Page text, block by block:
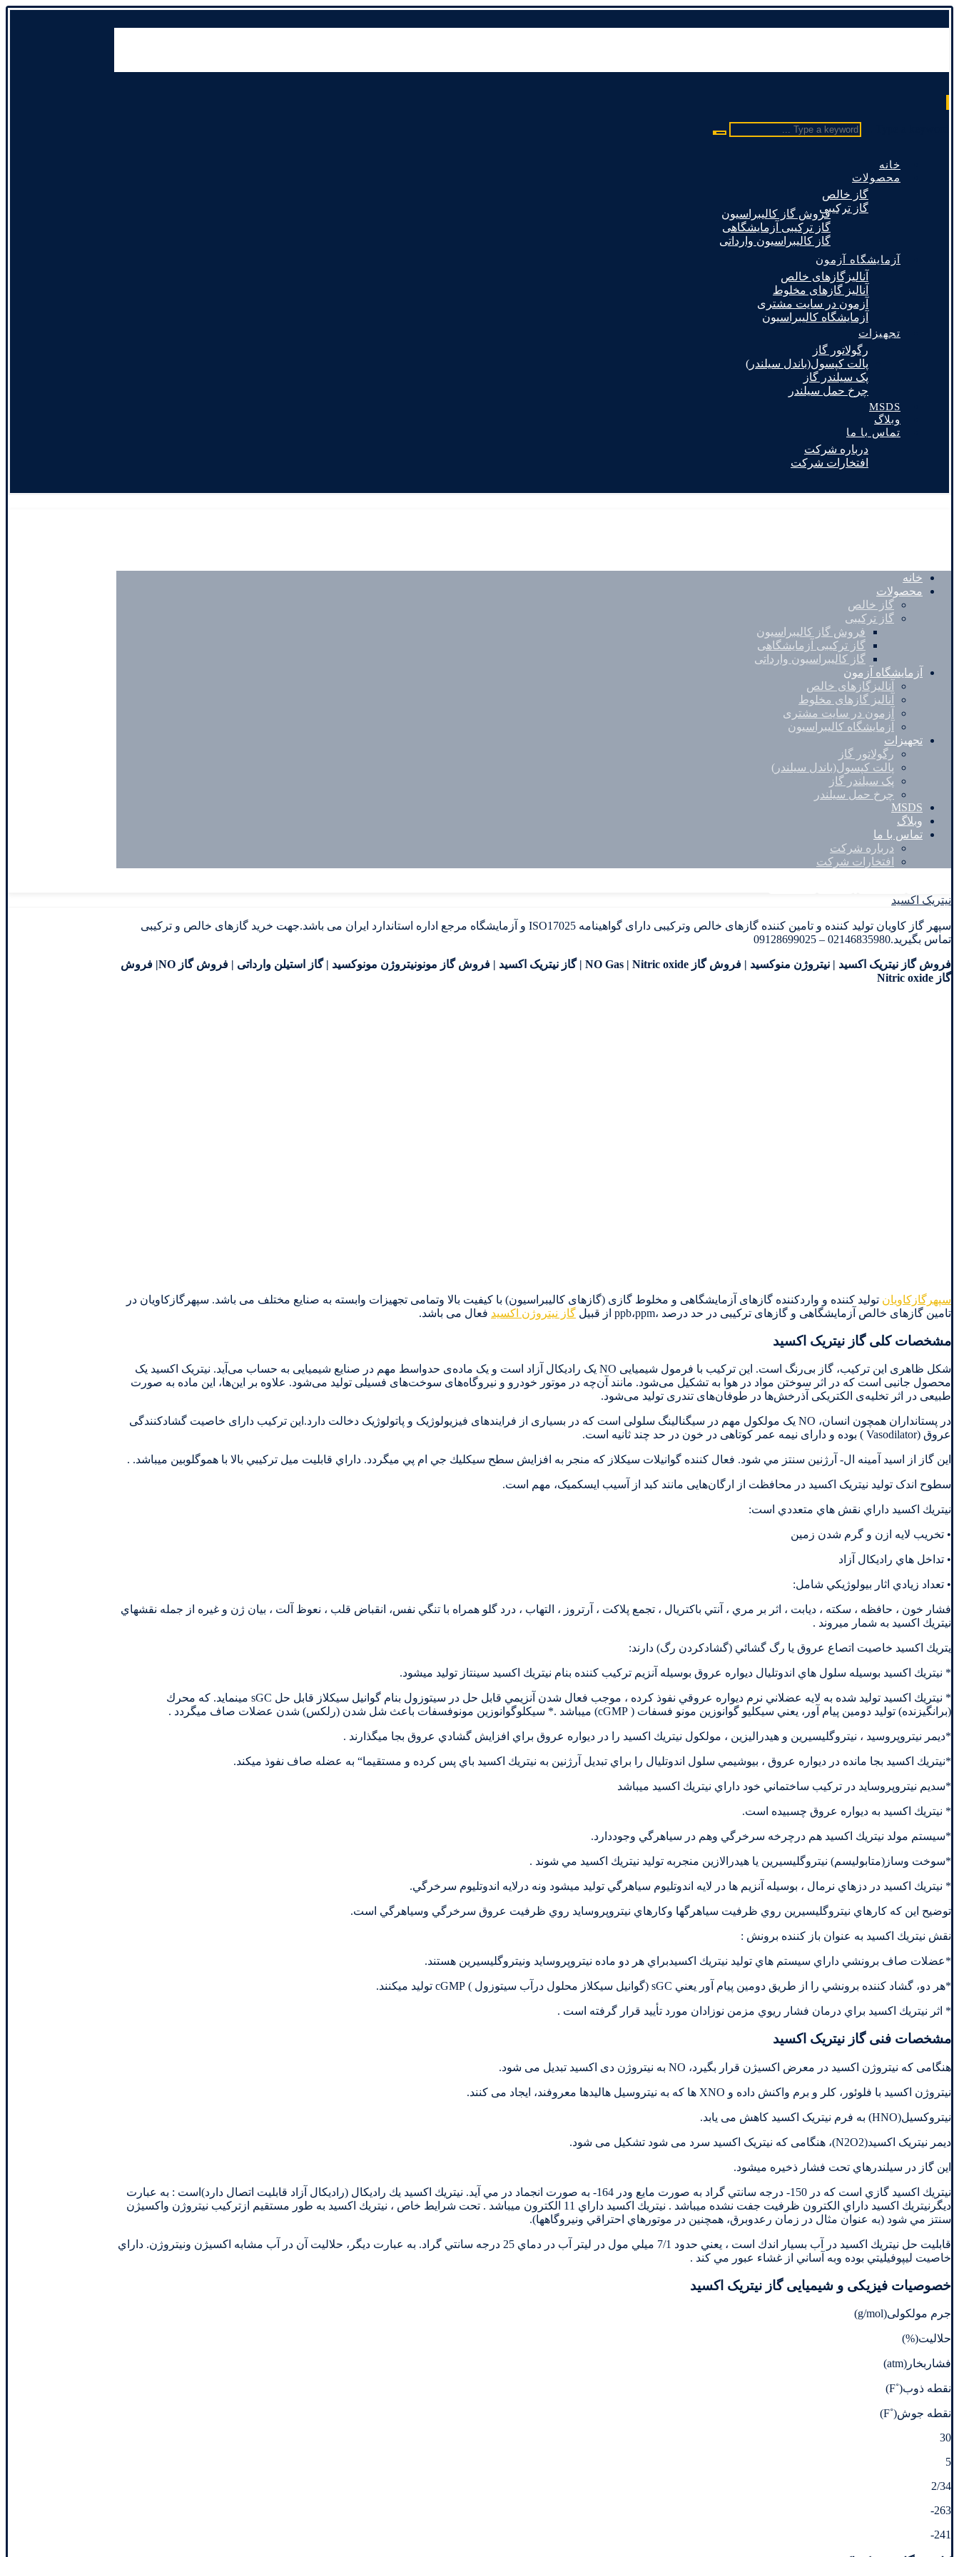
خانه
محصولات
گاز خالص
گاز ترکیبیفروش گاز کالیبراسیون
گاز ترکیبی آزمایشگاهی
گاز کالیبراسیون وارداتی
آزمایشگاه آزمون
آنالیزگازهای خالص
آنالیز گازهای مخلوط
آزمون در سایت مشتری
آزمایشگاه کالیبراسیون
تجهیزات
رگولاتور گاز
پالت کپسول(باندل سیلندر)
پک سیلندر گاز
چرخ حمل سیلندر
MSDS
وبلاگ
تماس با ما
درباره شرکت
افتخارات شرکت
خانه
محصولات
گاز خالص
گاز ترکیبی
فروش گاز کالیبراسیون
گاز ترکیبی آزمایشگاهی
گاز کالیبراسیون وارداتی
آزمایشگاه آزمون
آنالیزگازهای خالص
آنالیز گازهای مخلوط
آزمون در سایت مشتری
آزمایشگاه کالیبراسیون
تجهیزات
رگولاتور گاز
پالت کپسول(باندل سیلندر)
پک سیلندر گاز
چرخ حمل سیلندر
MSDS
وبلاگ
تماس با ما
درباره شرکت
افتخارات شرکت
نیتریک اکسید
سپهر گاز کاویان تولید کننده و تامین کننده گازهای خالص وترکیبی دارای گواهینامه ISO17025 و آزمایشگاه مرجع اداره استاندارد ایران می باشد.جهت خرید گازهای خالص و ترکیبی
تماس بگیرید.02146835980 – 09128699025
فروش گاز نیتریک اکسید | نیتروژن منوکسید | فروش گاز NO Gas | Nitric oxide | گاز نیتریک اکسید | فروش گاز مونونیتروژن مونوکسید | گاز استیلن وارداتی | فروش گاز NO| فروش
گاز Nitric oxide
سپهرگازکاویان تولید کننده و واردکننده گازهای آزمایشگاهی و مخلوط گازی (گازهای کالیبراسیون) با کیفیت بالا وتمامی تجهیزات وابسته به صنایع مختلف می باشد. سپهرگازکاویان در
تامین گازهای خالص آزمایشگاهی و گازهای ترکیبی در حد درصد ،ppb،ppm از قبیل
گاز نیتروژن اکسید فعال می باشد.
مشخصات کلی گاز نیتریک اکسید
شکل ظاهری این ترکیب، گاز بی‌رنگ است. این ترکیب با فرمول شیمیایی NO یک رادیکال آزاد است و یک ماده‌ی حدواسط مهم در صنایع شیمیایی به حساب می‌آید. نیتریک اکسید یک
محصول جانبی است که در اثر سوختن مواد در هوا به تشکیل می‌شود. مانند آن‌چه در موتور خودرو و نیروگاه‌های سوخت‌های فسیلی تولید می‌شود. علاوه بر این‌ها، این ماده به صورت
طبیعی در اثر تخلیه‌ی الکتریکی آذرخش‌ها در طوفان‌های تندری تولید می‌شود.
در پستانداران همچون انسان، NO یک مولکول مهم در سیگنالینگ سلولی است که در بسیاری از فرایندهای فیزیولوژیک و پاتولوژیک دخالت دارد.این ترکیب دارای خاصیت گشادکنندگی
عروق (Vasodilator ) بوده و دارای نیمه ‌عمر کوتاهی در خون در حد چند ثانیه است.
این گاز از اسيد آمينه ال- آرژنين سنتز مي شود. فعال كننده گوانيلات سيكلاز كه منجر به افزايش سطح سيكليك جي ام پي ميگردد. داراي قابليت ميل تركيبي بالا با هموگلوبين ميباشد. .
سطوح اندک تولید نیتریک اکسید در محافظت از ارگان‌هایی مانند کبد از آسیب ایسکمیک، مهم است.
نيتريك اكسيد داراي نقش هاي متعددي است:
• تخريب لايه ازن و گرم شدن زمين
• تداخل هاي راديكال آزاد
• تعداد زيادي اثار بيولوژيكي شامل:
فشار خون ، حافظه ، سكته ، ديابت ، اثر بر مري ، آنتي باكتريال ، تجمع پلاكت ، آرتروز ، التهاب ، درد گلو همراه با تنگي نفس، انقباض قلب ، نعوظ آلت ، بيان ژن و غيره از جمله نقشهاي
نيتريك اكسيد به شمار ميروند .
يتريك اكسيد خاصیت اتصاع عروق يا رگ گشائي (گشادكردن رگ) دارند:
* نيتريك اكسيد بوسيله سلول هاي اندوتليال ديواره عروق بوسيله آنزيم تركيب كننده بنام نيتريك اكسيد سينتاز توليد ميشود.
* نيتريك اكسيد توليد شده به لايه عضلاني نرم ديواره عروقي نفوذ كرده ، موجب فعال شدن آنزيمي قابل حل در سيتوزول بنام گوانيل سيكلاز قابل حل sGC مينمايد. كه محرك
(برانگيزنده) توليد دومين پيام آور، يعني سيكليو گوانوزين مونو فسفات ( cGMP) ميباشد .* سيكلوگوانوزين مونوفسفات باعث شل شدن (رلكس) شدن عضلات صاف ميگردد .
*ديمر نيتروپروسيد ، نيتروگليسيرين و هيدراليزين ، مولكول نيتريك اكسيد را در ديواره عروق براي افزايش گشادي عروق بجا ميگذارند .
*نيتريك اكسيد بجا مانده در ديواره عروق ، بيوشيمي سلول اندوتليال را براي تبديل آرژنين به نيتريك اكسيد باي پس كرده و مستقيما“ به عضله صاف نفوذ ميكند.
*سديم نيتروپروسايد در تركيب ساختماني خود داراي نيتريك اكسيد ميباشد
* نيتريك اكسيد به ديواره عروق چسبيده است.
*سيستم مولد نيتريك اكسيد هم درچرخه سرخرگي وهم در سياهرگي وجوددارد.
*سوخت وساز(متابوليسم) نيتروگليسيرين يا هيدرالازين منجربه توليد نيتريك اكسيد مي شوند .
* نيتريك اكسيد در دزهاي نرمال ، بوسيله آنزيم ها در لايه اندوتليوم سياهرگي توليد ميشود ونه درلايه اندوتليوم سرخرگي.
توضيح اين كه كارهاي نيتروگليسيرين روي ظرفيت سياهرگها وكارهاي نيتروپروسايد روي ظرفيت عروق سرخرگي وسياهرگي است.
نقش نيتريك اكسيد به عنوان باز كننده برونش :
*عضلات صاف برونشي داراي سيستم هاي توليد نيتريك اكسيدبراي هر دو ماده نيتروپروسايد ونيتروگليسيرين هستند.
*هر دو، گشاد كننده برونشي را از طريق دومين پيام آور يعني sGC (گوانيل سيكلاز محلول درآب سيتوزول ) cGMP توليد ميكنند.
* اثر نيتريك اكسيد براي درمان فشار ريوي مزمن نوزادان مورد تأييد قرار گرفته است .
مشخصات فنی گاز نیتریک اکسید
هنگامی که نیتروژن اکسید در معرض اکسیژن قرار بگیرد، NO به نیتروژن دی اکسید تبدیل می شود.
نیتروژن اکسید با فلوئور، کلر و برم واکنش داده و XNO ها که به نیتروسیل هالیدها معروفند، ایجاد می کنند.
نیتروکسیل(HNO) به فرم نیتریک اکسید کاهش می یابد.
دیمر نیتریک اکسید(N2O2)، هنگامی که نیتریک اکسید سرد می شود تشکیل می شود.
این گاز در سيلندرهاي تحت فشار ذخيره ميشود.
نيتريك اكسيد گازي است كه در 150- درجه سانتي گراد به صورت مايع ودر 164- به صورت انجماد در مي آيد. نيتريك اكسيد يك راديكال (راديكال آزاد قابليت اتصال دارد)است : به عبارت
ديگرنيتريك اكسيد داراي الكترون ظرفيت جفت نشده ميباشد . نيتريك اكسيد داراي 11 الكترون ميباشد . تحت شرايط خاص ، نيتريك اكسيد به طور مستقيم ازتركيب نيتروژن واكسيژن
سنتز مي شود (به عنوان مثال در زمان رعدوبرق، همچنين در موتورهاي احتراقي ونيروگاهها).
قابليت حل نيتريك اكسيد در آب بسيار اندك است ، يعني حدود 7/1 ميلي مول در ليتر آب در دماي 25 درجه سانتي گراد. به عبارت ديگر، حلاليت آن در آب مشابه اكسيژن ونيتروژن. داراي
خاصيت ليپوفيليتي بوده وبه آساني از غشاء عبور مي كند .
خصوصیات فیزیكی و شیمیایی گاز نیتریک اکسید
جرم مولکولی(g/mol)
حلالیت(%)
فشاربخار(atm)
نقطه ذوب(˚F)
نقطه جوش(˚F)
30
5
2/34
263-
241-